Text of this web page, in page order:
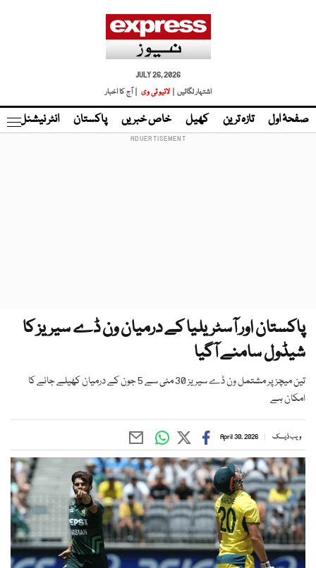
JULY 26, 2026
اشتہار لگائیں |
لائیو ٹی وی | آج کا اخبار
صفحۂ اول تازہ ترین کھیل خاص خبریں پاکستان انٹر نیشنل
پاکستان اور آسٹریلیا کے درمیان ون ڈے سیریز کا
شیڈول سامنے آگیا
تین میچز پر مشتمل ون ڈے سیریز 30 مئی سے 5 جون کے درمیان کھیلے جانے کا
امکان ہے
ویب ڈیسک April 30, 2026